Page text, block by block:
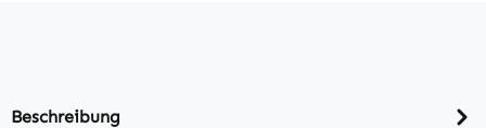
Beschreibung